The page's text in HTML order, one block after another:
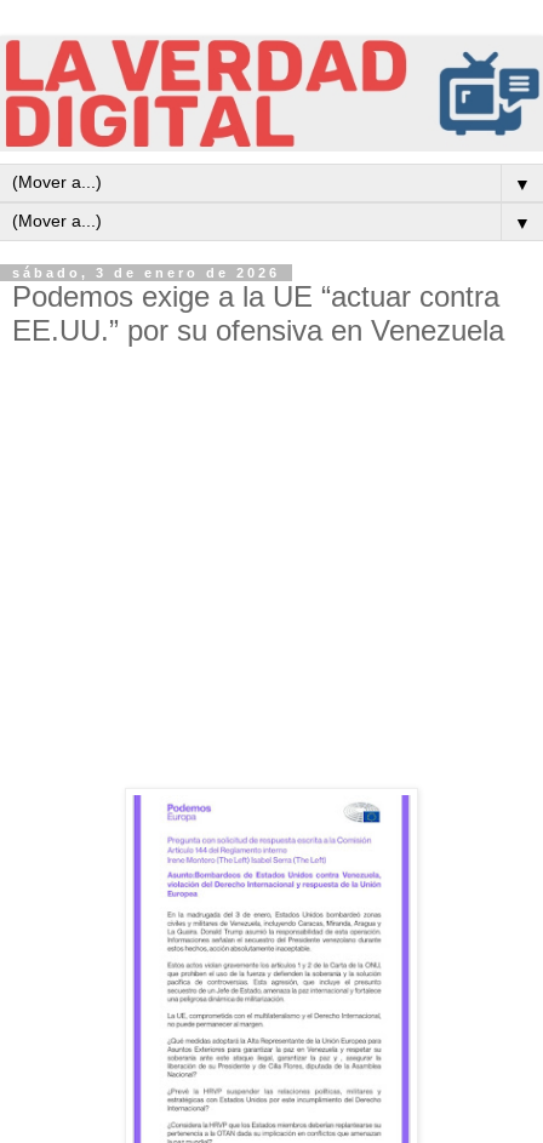
▼
▼
sábado, 3 de enero de 2026
Podemos exige a la UE “actuar contra
EE.UU.” por su ofensiva en Venezuela